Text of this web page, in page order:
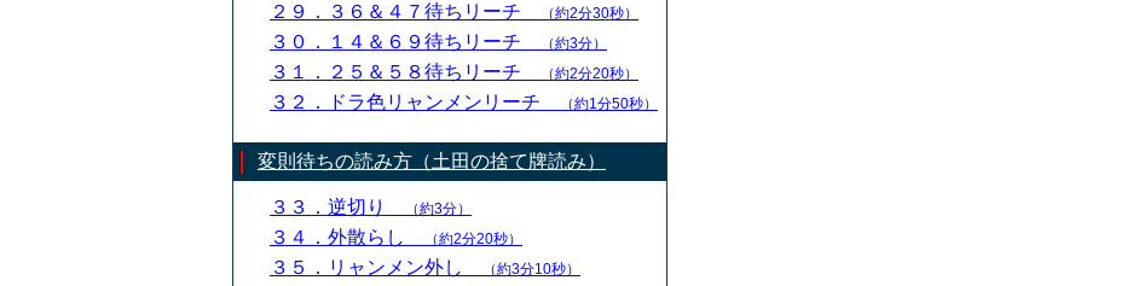
２９．３６＆４７待ちリーチ （約2分30秒）
３０．１４＆６９待ちリーチ （約3分）
３１．２５＆５８待ちリーチ （約2分20秒）
３２．ドラ色リャンメンリーチ （約1分50秒）
変則待ちの読み方（土田の捨て牌読み）
３３．逆切り （約3分）
３４．外散らし （約2分20秒）
３５．リャンメン外し （約3分10秒）